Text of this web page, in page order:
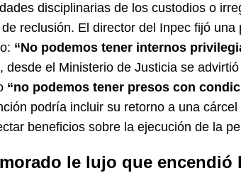
disciplinarias de los custodios o
reclusión. El director del Inpec fijó una
“No podemos tener internos
desde el Ministerio de Justicia se
“no podemos tener presos con
podría incluir su retorno a una
beneficios sobre la ejecución de la
le lujo que encendió